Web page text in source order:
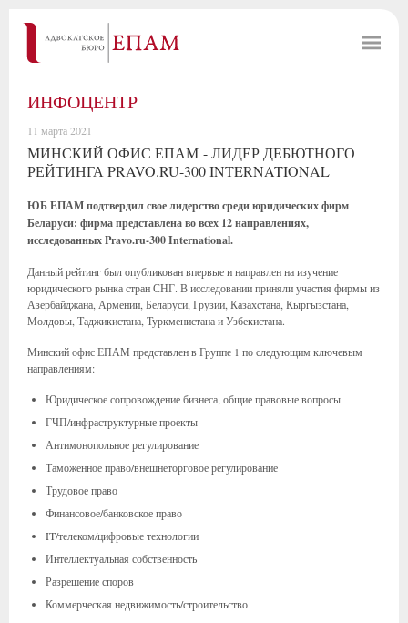
ИНФОЦЕНТР
11 марта 2021
МИНСКИЙ ОФИС ЕПАМ - ЛИДЕР ДЕБЮТНОГО
РЕЙТИНГА PRAVO.RU-300 INTERNATIONAL
ЮБ ЕПАМ подтвердил свое лидерство среди юридических фирм
Беларуси: фирма представлена во всех 12 направлениях,
исследованных Pravo.ru-300 International.
Данный рейтинг был опубликован впервые и направлен на изучение
юридического рынка стран СНГ. В исследовании приняли участия фирмы из
Азербайджана, Армении, Беларуси, Грузии, Казахстана, Кыргызстана,
Молдовы, Таджикистана, Туркменистана и Узбекистана.
Минский офис ЕПАМ представлен в Группе 1 по следующим ключевым
направлениям:
Юридическое сопровождение бизнеса, общие правовые вопросы
ГЧП/инфраструктурные проекты
Антимонопольное регулирование
Таможенное право/внешнеторговое регулирование
Трудовое право
Финансовое/банковское право
IT/телеком/цифровые технологии
Интеллектуальная собственность
Разрешение споров
Коммерческая недвижимость/строительство